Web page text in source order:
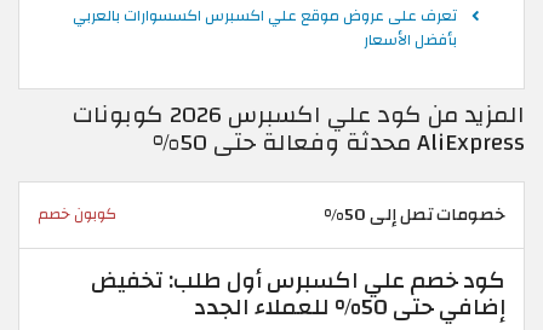
تعرف على عروض موقع علي اكسبرس اكسسوارات بالعربي
بأفضل الأسعار
المزيد من كود علي اكسبرس 2026 كوبونات
AliExpress محدثة وفعالة حتى 50%
خصومات تصل إلى 50% كوبون خصم
كود خصم علي اكسبرس أول طلب: تخفيض
إضافي حتى 50% للعملاء الجدد